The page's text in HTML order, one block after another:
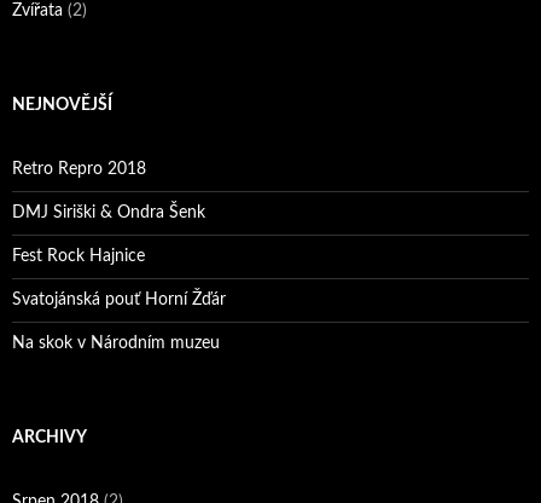
Zvířata (2)
NEJNOVĚJŠÍ
Retro Repro 2018
DMJ Siriški & Ondra Šenk
Fest Rock Hajnice
Svatojánská pouť Horní Žďár
Na skok v Národním muzeu
ARCHIVY